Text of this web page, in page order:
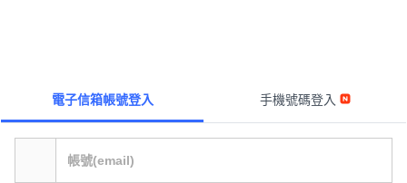
電子信箱帳號登入 手機號碼登入